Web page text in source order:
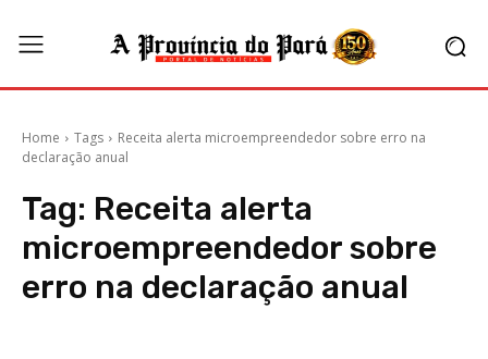
Home Tags
Receita alerta microempreendedor sobre erro na
declaração anual
Tag: Receita alerta
microempreendedor sobre
erro na declaração anual